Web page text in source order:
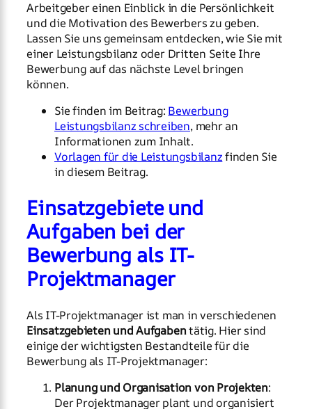
Arbeitgeber einen Einblick in die Persönlichkeit
und die Motivation des Bewerbers zu geben.
Lassen Sie uns gemeinsam entdecken, wie Sie mit
einer Leistungsbilanz oder Dritten Seite Ihre
Bewerbung auf das nächste Level bringen
können.
Sie finden im Beitrag: Bewerbung
Leistungsbilanz schreiben, mehr an
Informationen zum Inhalt.
Vorlagen für die Leistungsbilanzfinden Sie
in diesem Beitrag.
Einsatzgebiete und
Aufgaben bei der
Bewerbung als IT-
Projektmanager
Als IT-Projektmanager ist man in verschiedenen
Einsatzgebieten und Aufgabentätig. Hier sind
einige der wichtigsten Bestandteile für die
Bewerbung als IT-Projektmanager:
Planung und Organisation von Projekten:
Der Projektmanager plant und organisiert